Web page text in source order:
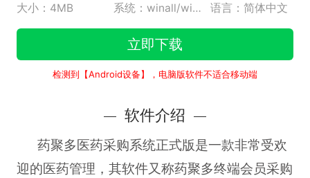
大小：4MB
系统：winall/win7/win10/win11 语言：简体中文
立即下载
检测到【Android设备】，电脑版软件不适合移动端
软件介绍
药聚多医药采购系统正式版是一款非常受欢
迎的医药管理，其软件又称药聚多终端会员采购